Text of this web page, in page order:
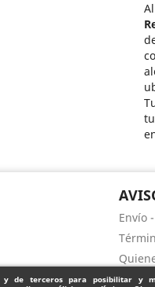
y de terceros para posibilitar y
Envío